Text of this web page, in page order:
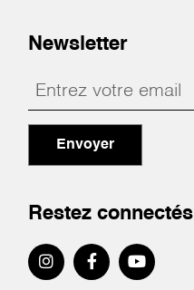
Newsletter
Envoyer
Restez connectés